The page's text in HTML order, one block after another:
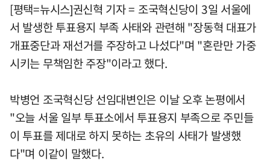
[평택=뉴시스]권신혁 기자 = 조국혁신당이 3일 서울에
서 발생한 투표용지 부족 사태와 관련해 "장동혁 대표가
개표중단과 재선거를 주장하고 나섰다"며 "혼란만 가중
시키는 무책임한 주장"이라고 했다.
박병언 조국혁신당 선임대변인은 이날 오후 논평에서
"오늘 서울 일부 투표소에서 투표용지 부족으로 주민들
이 투표를 제대로 하지 못하는 초유의 사태가 발생했
다"며 이같이 말했다.